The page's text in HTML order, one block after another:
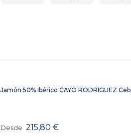
Jamón 50% Ibérico CAYO RODRIGUEZ
Desde 215,80 €